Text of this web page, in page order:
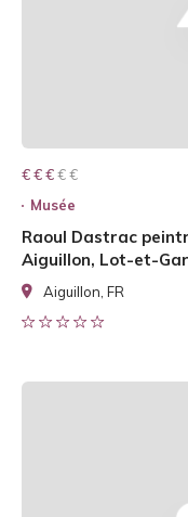
€ € € € €
€ € €
Musée
Raoul Dastrac
Aiguillon, Lot-et-
Aiguillon, FR